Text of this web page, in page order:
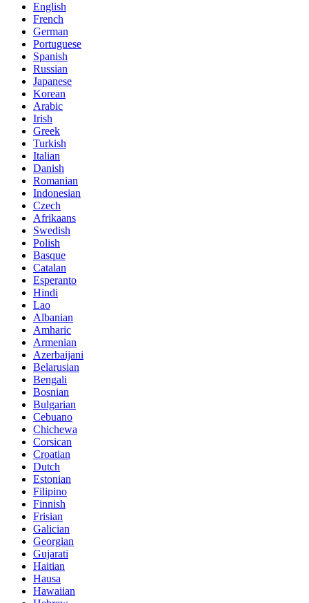
English
French
German
Portuguese
Spanish
Russian
Japanese
Korean
Arabic
Irish
Greek
Turkish
Italian
Danish
Romanian
Indonesian
Czech
Afrikaans
Swedish
Polish
Basque
Catalan
Esperanto
Hindi
Lao
Albanian
Amharic
Armenian
Azerbaijani
Belarusian
Bengali
Bosnian
Bulgarian
Cebuano
Chichewa
Corsican
Croatian
Dutch
Estonian
Filipino
Finnish
Frisian
Galician
Georgian
Gujarati
Haitian
Hausa
Hawaiian